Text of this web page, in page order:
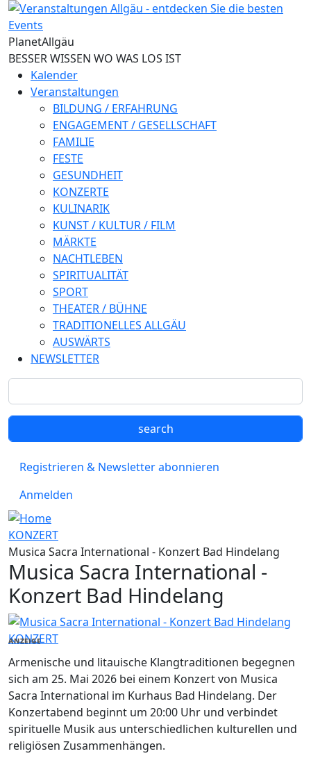
Direkt zum Inhalt
PlanetAllgäu
BESSER WISSEN WO WAS LOS IST
Kalender
Veranstaltungen
BILDUNG / ERFAHRUNG
ENGAGEMENT / GESELLSCHAFT
FAMILIE
FESTE
GESUNDHEIT
KONZERTE
KULINARIK
KUNST / KULTUR / FILM
MÄRKTE
NACHTLEBEN
SPIRITUALITÄT
SPORT
THEATER / BÜHNE
TRADITIONELLES ALLGÄU
AUSWÄRTS
NEWSLETTER
Registrieren & Newsletter abonnieren
Anmelden
KONZERT
Musica Sacra International - Konzert Bad Hindelang
Musica Sacra International -
Konzert Bad Hindelang
KONZERT
ANZEIGE
Armenische und litauische Klangtraditionen begegnen
sich am 25. Mai 2026 bei einem Konzert von Musica
Sacra International im Kurhaus Bad Hindelang. Der
Konzertabend beginnt um 20:00 Uhr und verbindet
spirituelle Musik aus unterschiedlichen kulturellen und
religiösen Zusammenhängen.